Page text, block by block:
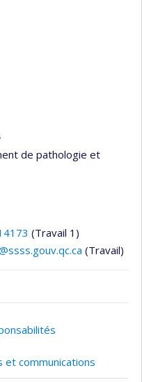
de pathologie et
(Travail 1)
(Travail)
et communications